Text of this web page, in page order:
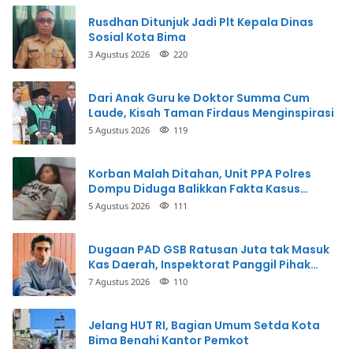
Rusdhan Ditunjuk Jadi Plt Kepala Dinas
Sosial Kota Bima
3 Agustus 2026 220
Dari Anak Guru ke Doktor Summa Cum
Laude, Kisah Taman Firdaus Menginspirasi
5 Agustus 2026 119
Korban Malah Ditahan, Unit PPA Polres
Dompu Diduga Balikkan Fakta Kasus
Penganiayaan
5 Agustus 2026 111
Dugaan PAD GSB Ratusan Juta tak Masuk
Kas Daerah, Inspektorat Panggil Pihak
Terkait
7 Agustus 2026 110
Jelang HUT RI, Bagian Umum Setda Kota
Bima Benahi Kantor Pemkot